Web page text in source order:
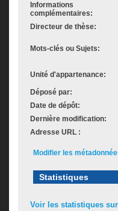
Informations
complémentaires:
Directeur de thèse:
Mots-clés ou Sujets:
Unité d'appartenance:
Déposé par:
Date de dépôt:
Dernière modification:
Adresse URL :
Modifier les
Statistiques
Voir les statistiques